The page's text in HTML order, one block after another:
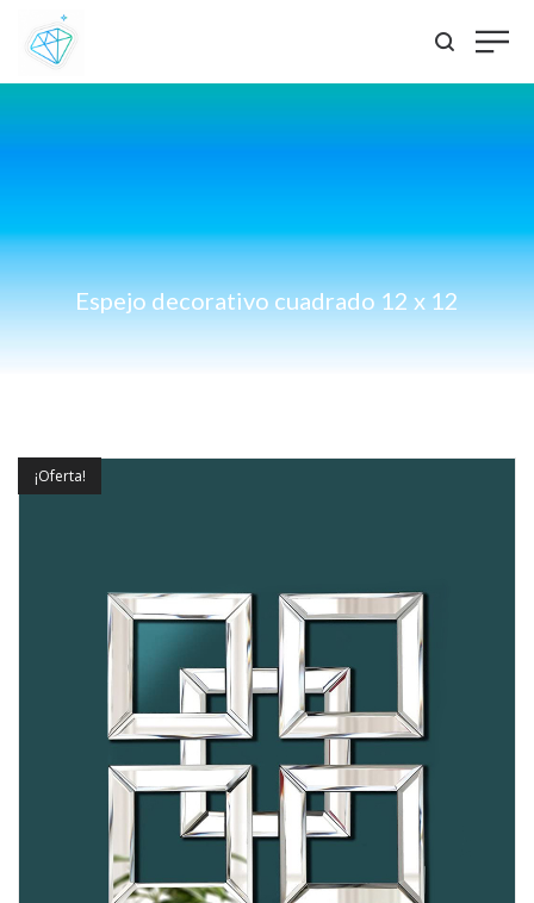
Espejo decorativo cuadrado 12 x 12
¡Oferta!